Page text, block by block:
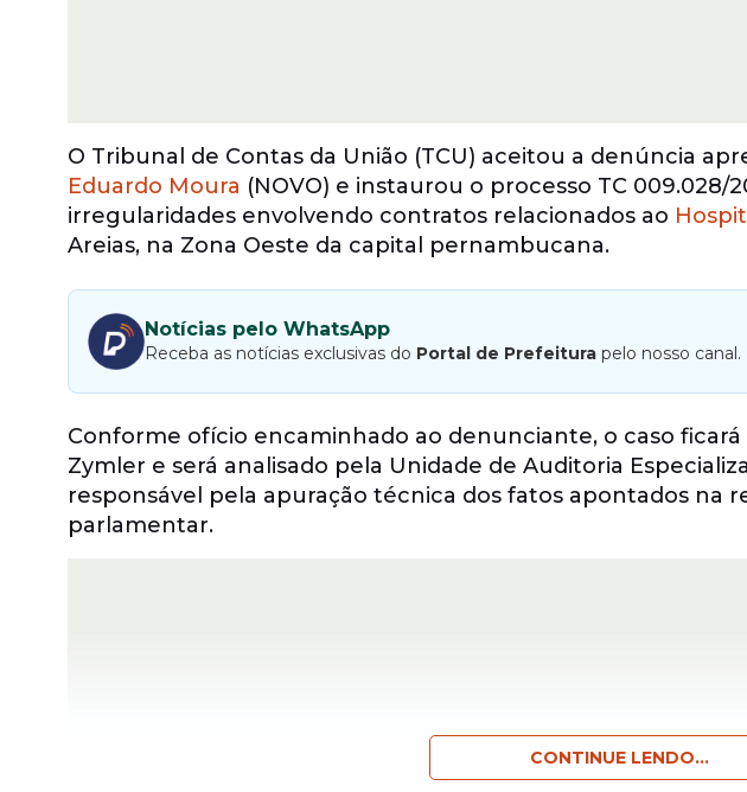
O Tribunal de Contas da União (TCU) aceitou a denúncia
Eduardo Moura (NOVO) e instaurou o processo TC 009.028/
irregularidades envolvendo contratos relacionados ao
Areias, na Zona Oeste da capital pernambucana.
Notícias pelo WhatsApp
Receba as notícias exclusivas do Portal de Prefeitura pelo nosso canal.
Conforme ofício encaminhado ao denunciante, o caso
Zymler e será analisado pela Unidade de Auditoria
responsável pela apuração técnica dos fatos apontados na
parlamentar.
CONTINUE LENDO...